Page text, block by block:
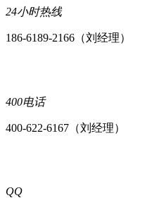
24小时热线
186-6189-2166（刘经理）
400电话
400-622-6167（刘经理）
QQ